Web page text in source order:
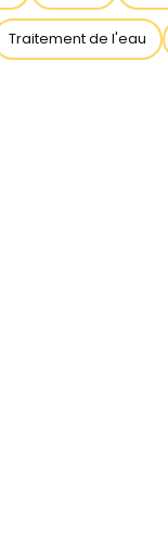
Traitement de l'eau